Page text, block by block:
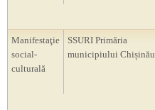
Manifestaţie
social-
culturală
SSURI Primăria
municipiului Chișinău